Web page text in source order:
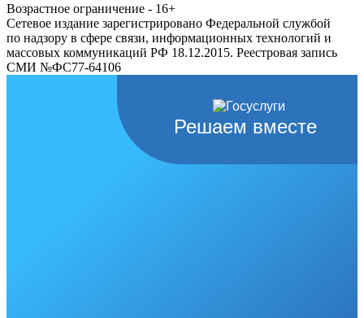
Возрастное ограничение - 16+
Сетевое издание зарегистрировано Федеральной службой
по надзору в сфере связи, информационных технологий и
массовых коммуникаций РФ 18.12.2015. Реестровая запись
СМИ №ФС77-64106
Решаем вместе